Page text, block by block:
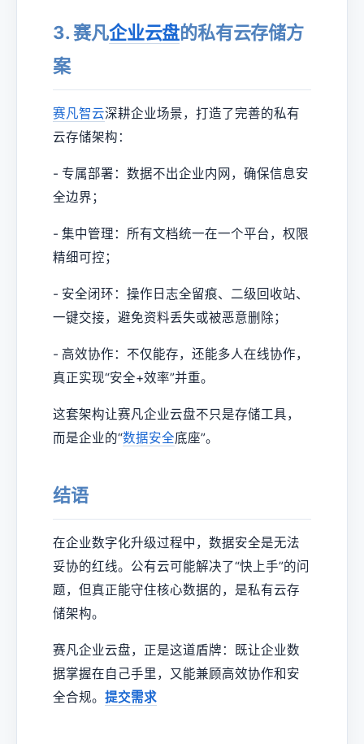
3. 赛凡企业云盘的私有云存储方
案
赛凡智云深耕企业场景，打造了完善的私有
云存储架构：
- 专属部署：数据不出企业内网，确保信息安
全边界；
- 集中管理：所有文档统一在一个平台，权限
精细可控；
- 安全闭环：操作日志全留痕、二级回收站、
一键交接，避免资料丢失或被恶意删除；
- 高效协作：不仅能存，还能多人在线协作，
真正实现“安全+效率”并重。
这套架构让赛凡企业云盘不只是存储工具，
而是企业的“数据安全底座”。
结语
在企业数字化升级过程中，数据安全是无法
妥协的红线。公有云可能解决了“快上手”的问
题，但真正能守住核心数据的，是私有云存
储架构。
赛凡企业云盘，正是这道盾牌：既让企业数
据掌握在自己手里，又能兼顾高效协作和安
全合规。 提交需求